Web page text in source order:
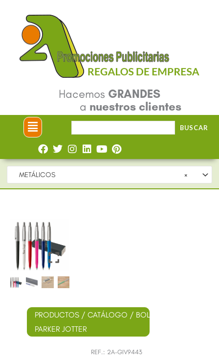
contenido
Hacemos GRANDES
a nuestros clientes
Menú BUSCAR
×
METÁLICOS
PRODUCTOS / CATÁLOGO / BOLÍGRAFOS
PARKER JOTTER
REF.: 2A-GIV9443